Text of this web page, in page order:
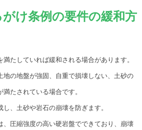
け条例の要件の緩和方
たしていれば緩和される場合があります。
地の地盤が強固、自重で損壊しない、土砂の
たされている場合です。
、土砂や岩石の崩壊を防ぎます。
、圧縮強度の高い硬岩盤でできており、崩壊